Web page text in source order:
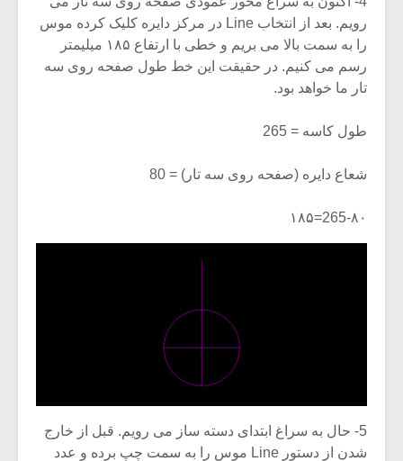
رویم. بعد از انتخاب Line در مرکز دایره کلیک کرده موس
را به سمت بالا می بریم و خطی با ارتفاع ۱۸۵ میلیمتر
رسم می کنیم. در حقیقت این خط طول صفحه روی سه
تار ما خواهد بود.
طول کاسه = 265
شعاع دایره (صفحه روی سه تار) = 80
265-۸۰=۱۸۵
5- حال به سراغ ابتدای دسته ساز می رویم. قبل از خارج
شدن از دستور Line موس را به سمت چپ برده و عدد
یادداشتی بر موسیقی
متن فیلم «متری
شیش و نیم»
بدنام ترین باش